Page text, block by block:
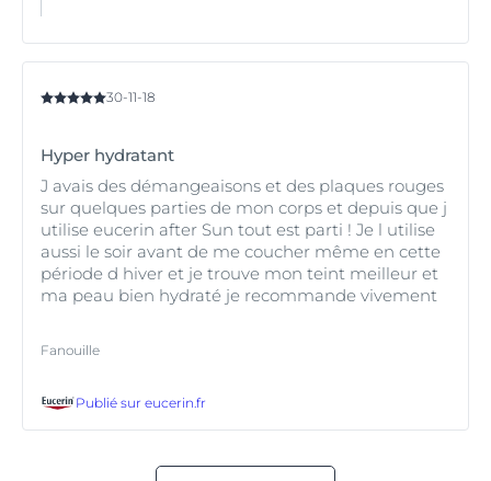
30-11-18
Hyper hydratant
J avais des démangeaisons et des plaques rouges
sur quelques parties de mon corps et depuis que j
utilise eucerin after Sun tout est parti ! Je l utilise
aussi le soir avant de me coucher même en cette
période d hiver et je trouve mon teint meilleur et
ma peau bien hydraté je recommande vivement
Fanouille
Publié sur eucerin.fr